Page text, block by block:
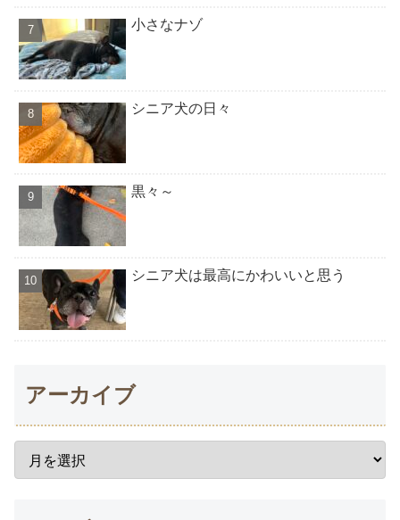
小さなナゾ
シニア犬の日々
黒々～
シニア犬は最高にかわいいと思う
アーカイブ